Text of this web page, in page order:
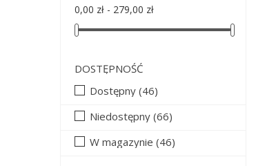
0,00 zł - 279,00 zł
DOSTĘPNOŚĆ
Dostępny (46)
Niedostępny (66)
W magazynie (46)